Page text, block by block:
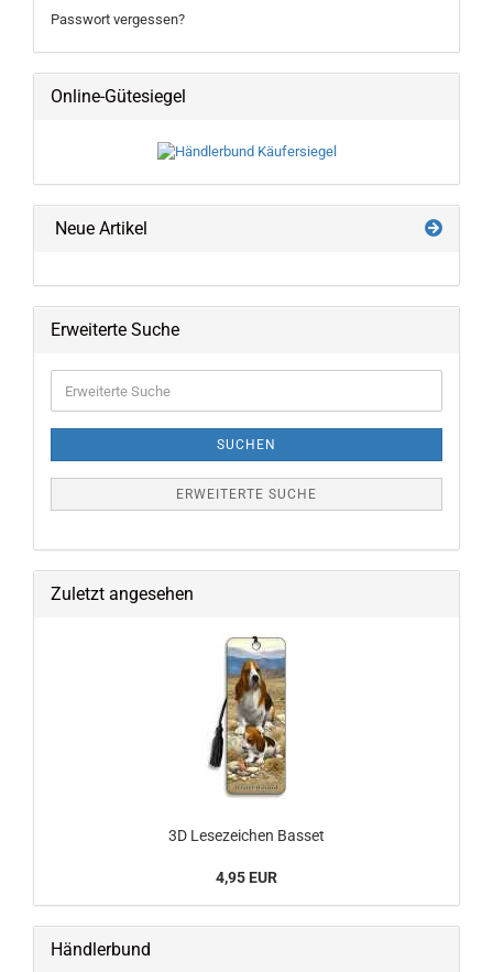
Passwort vergessen?
Online-Gütesiegel
Neue Artikel
Erweiterte Suche
Suche
SUCHEN
ERWEITERTE SUCHE
Zuletzt angesehen
3D Lesezeichen Basset
4,95 EUR
Händlerbund